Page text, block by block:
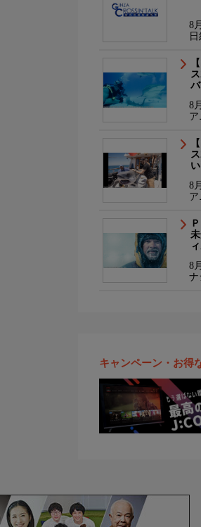
8
8
ア
8
ア
8
ナ
キャンペーン・お得